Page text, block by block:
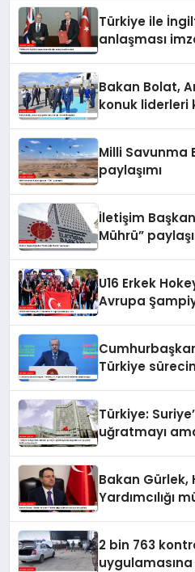
Türkiye ile
anlaşması
Bakan Bolat,
konuk liderleri
Milli Savunma
paylaşımı
İletişim
Mührü”
U16 Erkek
Avrupa
Türkiye
Türkiye:
uğratmayı
Bakan Gürlek,
Yardımcılığı
2 bin 763